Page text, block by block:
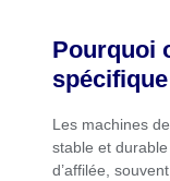
Pourquoi
Les machines
stable et
d’affilée,